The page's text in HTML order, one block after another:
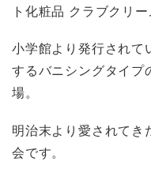
ト化粧品 クラブクリー
小学館より発行されて
するバニシングタイプ
場。
明治末より愛されて
会です。